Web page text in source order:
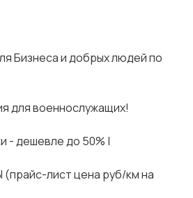
Бизнеса и добрых людей по
для вoeнноcлужaщих!
- дешевле до 50% |
лист цена руб/км на